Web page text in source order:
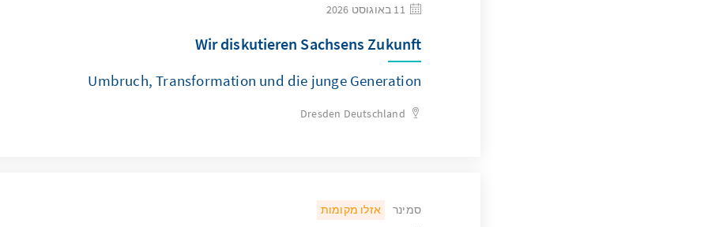
Wir diskutieren Sachsens Zukunft
Umbruch, Transformation und die junge Generation
Dresden Deutschland
סמינר
אזלו מקומות